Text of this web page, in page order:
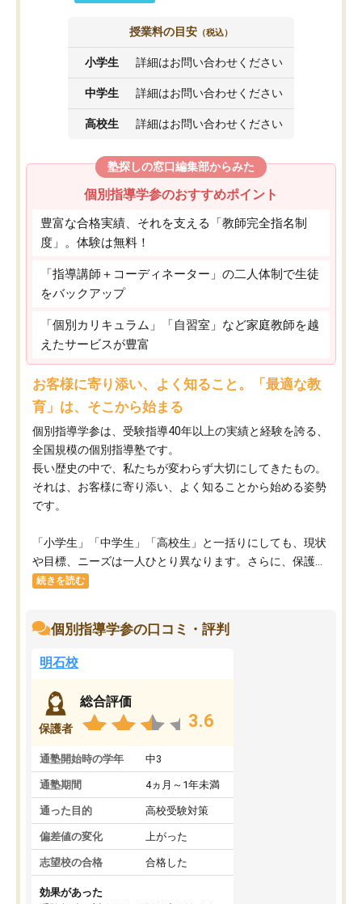
授業料の目安 （税込）
小学生 詳細はお問い合わせください
中学生 詳細はお問い合わせください
高校生 詳細はお問い合わせください
塾探しの窓口編集部からみた
個別指導学参のおすすめポイント
豊富な合格実績、それを支える「教師完全指名制
度」。体験は無料！
「指導講師＋コーディネーター」の二人体制で生徒
をバックアップ
「個別カリキュラム」「自習室」など家庭教師を越
えたサービスが豊富
お客様に寄り添い、よく知ること。「最適な教
育」は、そこから始まる
個別指導学参は、受験指導40年以上の実績と経験を誇る、
全国規模の個別指導塾です。
長い歴史の中で、私たちが変わらず大切にしてきたもの。
それは、お客様に寄り添い、よく知ることから始める姿勢
です。
「小学生」「中学生」「高校生」と一括りにしても、現状
や目標、ニーズは一人ひとり異なります。さらに、保護...
続きを読む
個別指導学参の口コミ・評判
明石校
保護者
総合評価
3.6
通塾開始時の学年 中3
通塾期間 4ヵ月～1年未満
通った目的 高校受験対策
偏差値の変化 上がった
志望校の合格 合格した
効果があった